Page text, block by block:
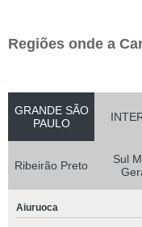
Regiões onde a
GRANDE SÃO
PAULO
Ribeirão Preto
Sul
Aiuruoca